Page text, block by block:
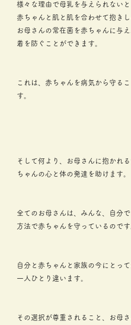
様々な理由で母乳を与えられないと
赤ちゃんと肌と肌を合わせて抱きし
お母さんの常在菌を赤ちゃんに与
着を防ぐことができます。
これは、赤ちゃんを病気から守る
す。
そして何より、お母さんに抱かれ
ちゃんの心と体の発達を助けます。
全てのお母さんは、みんな、自分
方法で赤ちゃんを守っているのです
自分と赤ちゃんと家族の今にとっ
一人ひとり違います。
その選択が尊重されること、お母